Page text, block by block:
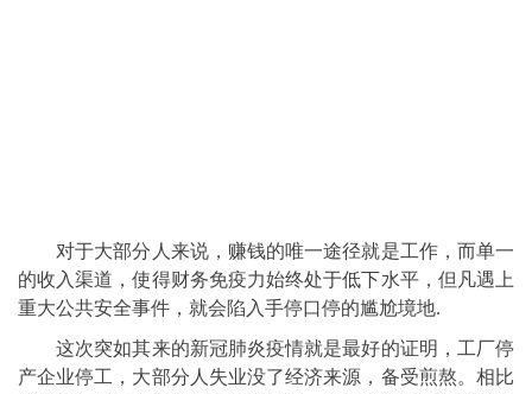
对于大部分人来说，赚钱的唯一途径就是工作，而单一
的收入渠道，使得财务免疫力始终处于低下水平，但凡遇上
重大公共安全事件，就会陷入手停口停的尴尬境地.
这次突如其来的新冠肺炎疫情就是最好的证明，工厂停
产企业停工，大部分人失业没了经济来源，备受煎熬。相比